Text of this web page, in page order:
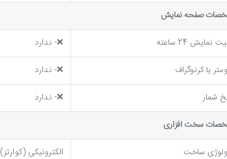
صفحه نمايش
نمایش 24 ساعته
❌- ندارد
یا کرنوگراف
❌- ندارد
شمار
❌- ندارد
سخت افزاری
ساخت
الکترونیکی (کوارتز)